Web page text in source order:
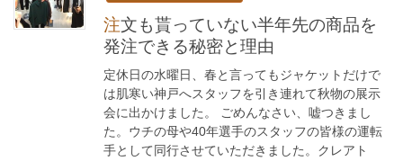
注文も貰っていない半年先の商品を
発注できる秘密と理由
定休日の水曜日、春と言ってもジャケットだけで
は肌寒い神戸へスタッフを引き連れて秋物の展示
会に出かけました。 ごめんなさい、嘘つきまし
た。ウチの母や40年選手のスタッフの皆様の運転
手として同行させていただきました。クレアト